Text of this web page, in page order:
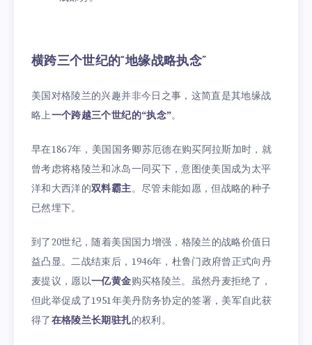
横跨三个世纪的“地缘战略执念”
美国对格陵兰的兴趣并非今日之事，这简直是其地缘战
略上一个跨越三个世纪的“执念”。
早在1867年，美国国务卿苏厄德在购买阿拉斯加时，就
曾考虑将格陵兰和冰岛一同买下，意图使美国成为太平
洋和大西洋的双料霸主。尽管未能如愿，但战略的种子
已然埋下。
到了20世纪，随着美国国力增强，格陵兰的战略价值日
益凸显。二战结束后，1946年，杜鲁门政府曾正式向丹
麦提议，愿以一亿黄金购买格陵兰。虽然丹麦拒绝了，
但此举促成了1951年美丹防务协定的签署，美军自此获
得了在格陵兰长期驻扎的权利。